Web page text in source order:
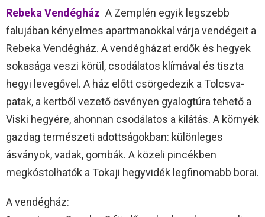
Rebeka Vendégház A Zemplén egyik legszebb
falujában kényelmes apartmanokkal várja vendégeit a
Rebeka Vendégház. A vendégházat erdők és hegyek
sokasága veszi körül, csodálatos klímával és tiszta
hegyi levegővel. A ház előtt csörgedezik a Tolcsva-
patak, a kertből vezető ösvényen gyalogtúra tehető a
Viski hegyére, ahonnan csodálatos a kilátás. A környék
gazdag természeti adottságokban: különleges
ásványok, vadak, gombák. A közeli pincékben
megkóstolhatók a Tokaji hegyvidék legfinomabb borai.
A vendégház: